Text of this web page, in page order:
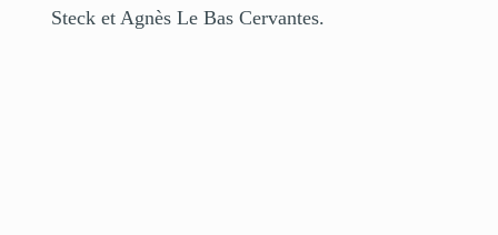
Steck et Agnès Le Bas Cervantes.